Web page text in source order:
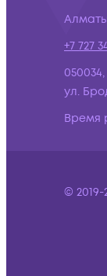
+7 727
ул.
Время
© 2019-